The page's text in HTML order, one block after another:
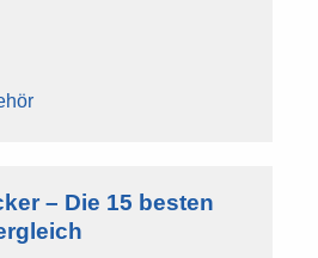
– Die 15 besten